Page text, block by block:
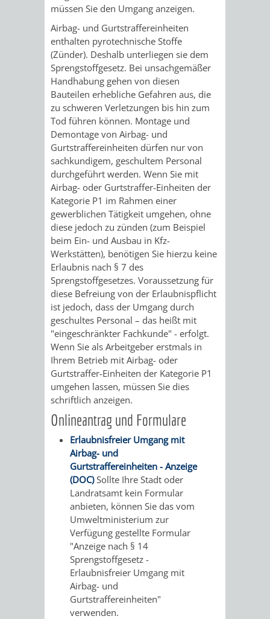
HILFE
MENSCHEN
MIT
BEHINDERUNG
MENSCHEN
MIT
DEMENZ
MIGRANTEN
/
FLÜCHTLINGE
BAUHERREN
BAUHERRENBERATUNG
GRUNDSTÜCKSWERTERMITTLUNG
DENKMALSCHUTZ
AUFGABEN
DER
UNTEREN
DENKMALSCHUTZBEHÖRDE
STEUERVORTEILE
SATZUNGEN
IM
BEREICH
DENKMALSCHUTZ
GENEHMIGUNGSVERFAHREN
TAG
DES
OFFENEN
DENKMALS
VERKAUF
STÄDTISCHER
BAUPLÄTZE
VERKAUF
STÄDTISCHER
HÄUSER
/
LIEGENSCHAFTEN
ABWASSERBESEITIGUNG
ERSCHLIESSUNGSBEITRAG
ANTRAGSVERFAHREN
VERMIETE
DOCH
AN
DEINE
STADT
BERATUNGSERGEBNISSE
TAGESORDNUNG
/
SITZUNGSUNTERLAGEN
UMLEGUNGSAUSSCHUSS
BERATENDE
AUSSCHÜSSE
RATHAUS
BÜRGERMEISTER
/
DEZERNATE
ÄMTER
AMT
FÜR
BAURECHT
STABSSTELLE
BÄDER
müssen Sie den Umgang anzeigen.
Airbag- und Gurtstraffereinheiten
enthalten pyrotechnische Stoffe
(Zünder). Deshalb unterliegen sie dem
Sprengstoffgesetz. Bei unsachgemäßer
Handhabung gehen von diesen
Bauteilen erhebliche Gefahren aus, die
zu schweren Verletzungen bis hin zum
Tod führen können. Montage und
Demontage von Airbag- und
Gurtstraffereinheiten dürfen nur von
sachkundigem, geschultem Personal
durchgeführt werden. Wenn Sie mit
Airbag- oder Gurtstraffer-Einheiten der
Kategorie P1 im Rahmen einer
gewerblichen Tätigkeit umgehen, ohne
diese jedoch zu zünden (zum Beispiel
beim Ein- und Ausbau in Kfz-
Werkstätten), benötigen Sie hierzu keine
Erlaubnis nach § 7 des
Sprengstoffgesetzes. Voraussetzung für
diese Befreiung von der Erlaubnispflicht
ist jedoch, dass der Umgang durch
geschultes Personal – das heißt mit
"eingeschränkter Fachkunde" - erfolgt.
Wenn Sie als Arbeitgeber erstmals in
Ihrem Betrieb mit Airbag- oder
Gurtstraffer-Einheiten der Kategorie P1
umgehen lassen, müssen Sie dies
schriftlich anzeigen.
Onlineantrag und Formulare
Erlaubnisfreier Umgang mit
Airbag- und
Gurtstraffereinheiten - Anzeige
(DOC) Sollte Ihre Stadt oder
Landratsamt kein Formular
anbieten, können Sie das vom
Umweltministerium zur
Verfügung gestellte Formular
"Anzeige nach § 14
Sprengstoffgesetz -
Erlaubnisfreier Umgang mit
Airbag- und
Gurtstraffereinheiten"
verwenden.